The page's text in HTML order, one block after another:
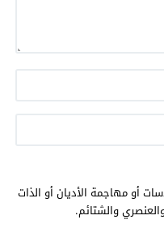
أو مهاجمة الأديان أو الذات
والشتائم.